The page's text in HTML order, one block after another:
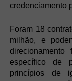
credenciamento
Foram 18
milhão, e
direcionamento
específico de
princípios de